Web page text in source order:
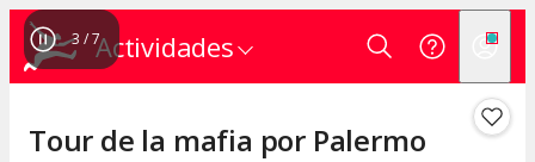
Actividades
4 /7
Tour de la mafia por Palermo